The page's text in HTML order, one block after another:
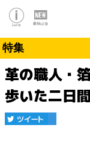
特集
革の職人・
歩いた二日間